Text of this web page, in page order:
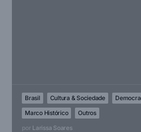
Brasil Cultura & Sociedade
Marco Histórico
Outros
por Larissa Soares